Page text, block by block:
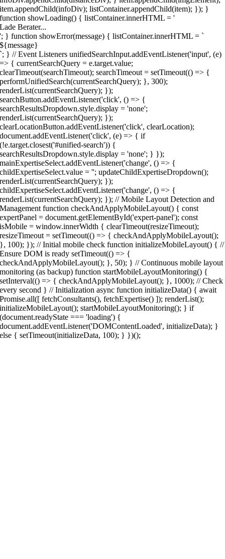
item.appendChild(infoDiv); listContainer.appendChild(item); }); }
function showLoading() { listContainer.innerHTML = '
Lade Berater...
'; } function showError(message) { listContainer.innerHTML = `
${message}
`; } // Event Listeners unifiedSearchInput.addEventListener('input', (e)
=> { currentSearchQuery = e.target.value;
clearTimeout(searchTimeout); searchTimeout = setTimeout(() => {
performUnifiedSearch(currentSearchQuery); }, 300);
renderList(currentSearchQuery); });
searchButton.addEventListener('click', () => {
searchResultsDropdown.style.display = 'none';
renderList(currentSearchQuery); });
clearLocationButton.addEventListener('click', clearLocation);
document.addEventListener('click', (e) => { if
(!e.target.closest('#unified-search')) {
searchResultsDropdown.style.display = 'none'; } });
mainExpertiseSelect.addEventListener('change', () => {
childExpertiseSelect.value = ''; updateChildExpertiseDropdown();
renderList(currentSearchQuery); });
childExpertiseSelect.addEventListener('change', () => {
renderList(currentSearchQuery); }); // Mobile Layout Detection and
Management function checkAndApplyMobileLayout() { const
expertPanel = document.getElementById('expert-panel'); const
isMobile = window.innerWidth { clearTimeout(resizeTimeout);
resizeTimeout = setTimeout(() => { checkAndApplyMobileLayout();
}, 100); }); // Initial mobile check function initializeMobileLayout() { //
Ensure DOM is ready setTimeout(() => {
checkAndApplyMobileLayout(); }, 50); } // Continuous mobile layout
monitoring (as backup) function startMobileLayoutMonitoring() {
setInterval(() => { checkAndApplyMobileLayout(); }, 1000); // Check
every second } // Initialization async function initializeData() { await
Promise.all([ fetchConsultants(), fetchExpertise() ]); renderList();
initializeMobileLayout(); startMobileLayoutMonitoring(); } if
(document.readyState === 'loading') {
document.addEventListener('DOMContentLoaded', initializeData); }
else { setTimeout(initializeData, 100); } })();